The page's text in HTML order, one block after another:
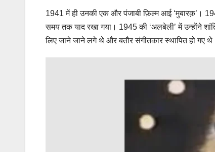
1941 में ही उनकी एक और पंजाबी फ़िल्म आई ‘मुबारक़’।
समय तक याद रखा गया। 1945 की ‘अलबेली’ में उन्होंने
लिए जाने जाने लगे थे और बतौर संगीतकार स्थापित हो गए